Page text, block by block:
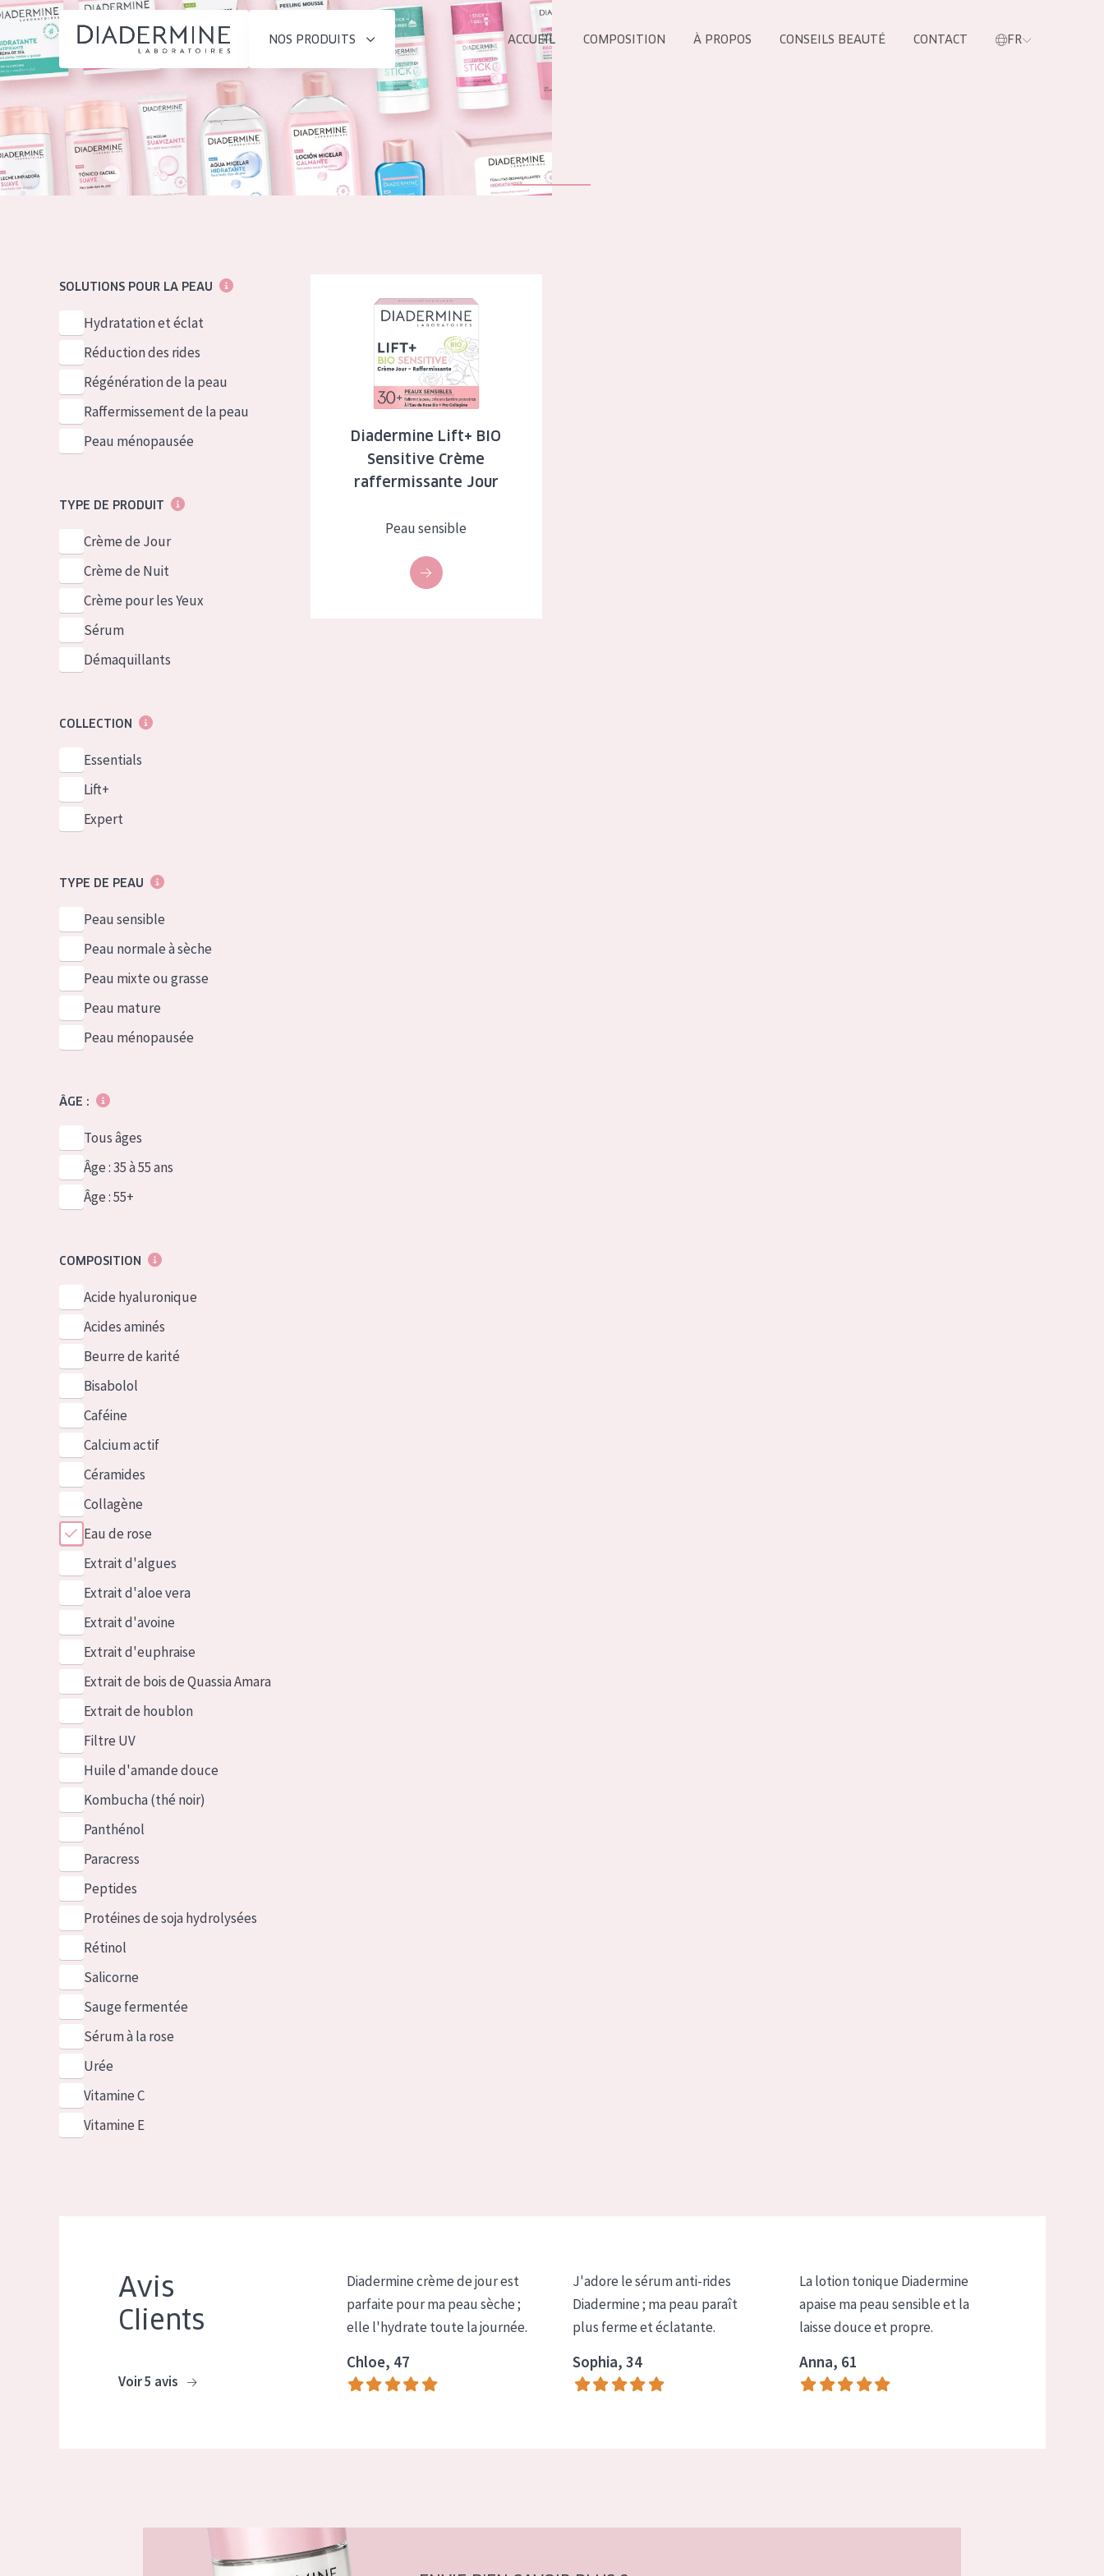
NOS PRODUITS
SOLUTIONS POUR LA PEAU
Hydratation et éclat
Réduction des rides
Peau ménopausée
TYPE DE PRODUIT
Crème de Jour
Crème de Nuit
Essentials
Peau mixte ou grasse
Peau mature
ÂGE :
Tous âges
Âge : 35 à 55 ans
Âge : 55+
Voir tous les produits
ACCUEIL COMPOSITION À PROPOS CONSEILS BEAUTÉ CONTACT FR
ACCUEIL
Composition
À propos
SOLUTIONS POUR LA PEAU
Hydratation et éclat
Réduction des rides
Régénération de la peau
Raffermissement de la peau
Peau ménopausée
TYPE DE PRODUIT
Crème de Jour
Crème de Nuit
Crème pour les Yeux
Sérum
Démaquillants
COLLECTION
Essentials
Lift+
Expert
TYPE DE PEAU
Peau sensible
Peau normale à sèche
Peau mixte ou grasse
Peau mature
Peau ménopausée
ÂGE :
Tous âges
Âge : 35 à 55 ans
Âge : 55+
COMPOSITION
Acide hyaluronique
Acides aminés
Beurre de karité
Bisabolol
Caféine
Calcium actif
Céramides
Collagène
Eau de rose
Extrait d'algues
Extrait d'aloe vera
Extrait d'avoine
Extrait d'euphraise
Extrait de bois de Quassia Amara
Extrait de houblon
Filtre UV
Huile d'amande douce
Kombucha (thé noir)
Panthénol
Paracress
Peptides
Protéines de soja hydrolysées
Rétinol
Salicorne
Sauge fermentée
Sérum à la rose
Urée
Vitamine C
Vitamine E
Diadermine Lift+ BIO
Sensitive Crème
raffermissante Jour
Peau sensible
Avis
Clients
Voir 5 avis
Diadermine crème de jour est
parfaite pour ma peau sèche ;
elle l'hydrate toute la journée.
Chloe, 47
J'adore le sérum anti-rides
Diadermine ; ma peau paraît
plus ferme et éclatante.
Sophia, 34
La lotion tonique Diadermine
apaise ma peau sensible et la
laisse douce et propre.
Anna, 61